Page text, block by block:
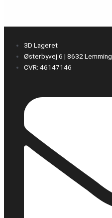
3D Lageret
Østerbyvej 6 | 8632 Lemming
CVR: 46147146